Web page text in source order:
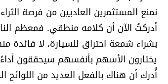
قصة صورة
كاريكتير
برامج
عدد اليوم
نمنع المستثمرين العاديين من فرصة
أدركتُ الآن أن كلامه منطقي. فمعظم
بشراء شمعة احتراق للسيارة، لا فائدة
يختارون الأسهم بأنفسهم سيحققون
أُدرك أن هناك بالفعل العديد من